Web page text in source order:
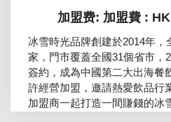
加盟费: 加盟費 :
冰雪時光品牌創建於2014年，
家，門市覆蓋全國31個省市，
簽約，成為中國第二大出海餐
許經營加盟，邀請熱愛飲品行
加盟商一起打造一間賺錢的冰